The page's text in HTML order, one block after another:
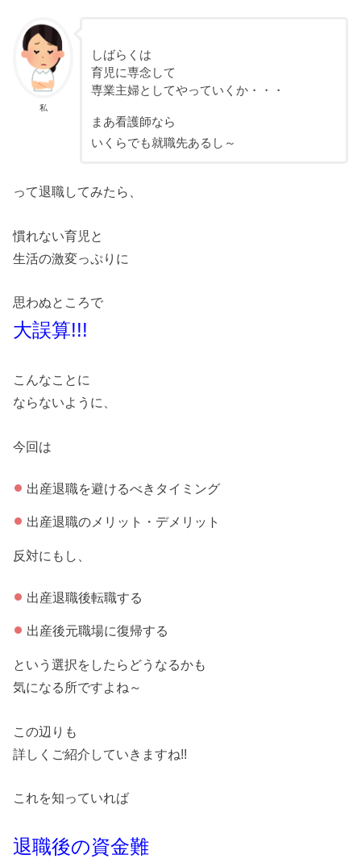
私
しばらくは
育児に専念して
専業主婦としてやっていくか・・・
まあ看護師なら
いくらでも就職先あるし～
って退職してみたら、
慣れない育児と
生活の激変っぷりに
思わぬところで
大誤算!!!
こんなことに
ならないように、
今回は
出産退職を避けるべきタイミング
出産退職のメリット・デメリット
反対にもし、
出産退職後転職する
出産後元職場に復帰する
という選択をしたらどうなるかも
気になる所ですよね～
この辺りも
詳しくご紹介していきますね!!
これを知っていれば
退職後の資金難